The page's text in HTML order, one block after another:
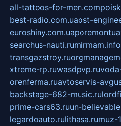
all-tattoos-for-men.com
best-radio.com.uaost-
euroshiny.com.ua
searchus-nauti.rumirmam.info
transgazstroy.ru
xtreme-rp.ruwasdpvp.ru
orenferma.ruavtoservis-
backstage-682-music.ru
prime-cars63.ruun-
legardoauto.rulithasa.rumuz-